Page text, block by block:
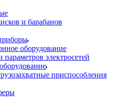
и барабанов
оборудование
параметров электросетей
приспособления